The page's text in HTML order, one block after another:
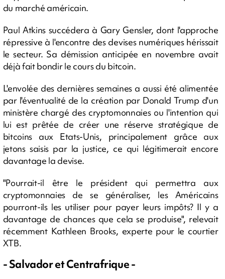
du marché américain.
Paul Atkins succédera à Gary Gensler, dont l'approche
répressive à l'encontre des devises numériques hérissait
le secteur. Sa démission anticipée en novembre avait
déjà fait bondir le cours du bitcoin.
L'envolée des dernières semaines a aussi été alimentée
par l'éventualité de la création par Donald Trump d'un
ministère chargé des cryptomonnaies ou l'intention qui
lui est prêtée de créer une réserve stratégique de
bitcoins aux Etats-Unis, principalement grâce aux
jetons saisis par la justice, ce qui légitimerait encore
davantage la devise.
"Pourrait-il être le président qui permettra aux
cryptomonnaies de se généraliser, les Américains
pourront-ils les utiliser pour payer leurs impôts? Il y a
davantage de chances que cela se produise", relevait
récemment Kathleen Brooks, experte pour le courtier
XTB.
- Salvador et Centrafrique -